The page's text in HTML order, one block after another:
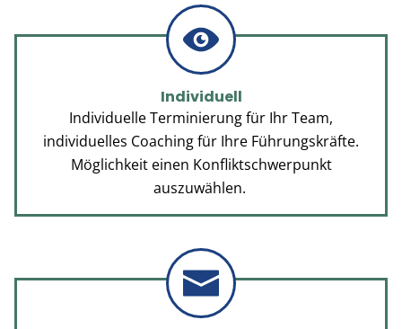
Individuell
Individuelle Terminierung für Ihr Team,
individuelles Coaching für Ihre Führungskräfte.
Möglichkeit einen Konfliktschwerpunkt
auszuwählen.